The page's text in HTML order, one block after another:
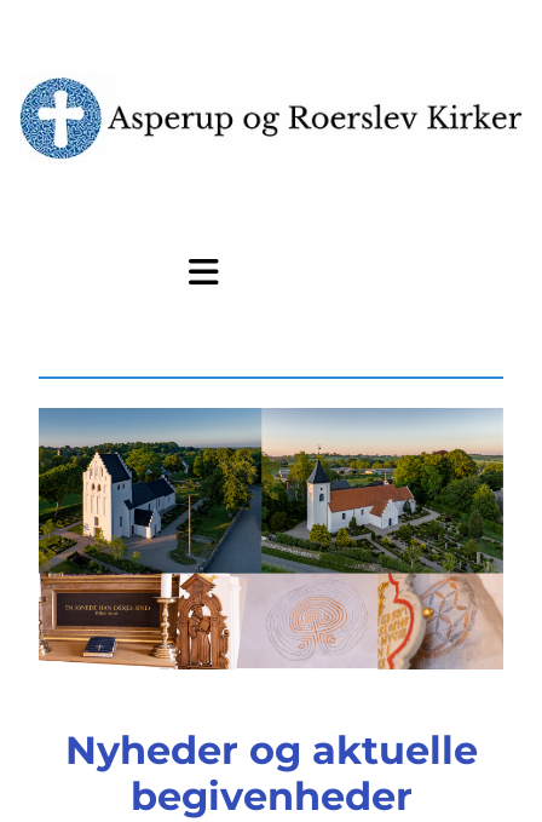
Nyheder og aktuelle
begivenheder